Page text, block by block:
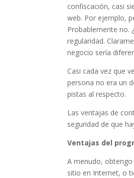
confiscación, casi
web. Por ejemplo,
Probablemente no.
regularidad.
negocio sería
Casi cada vez que
persona no era un
pistas al respecto.
Las ventajas de
seguridad de que
Ventajas del
A menudo,
sitio en Internet, o